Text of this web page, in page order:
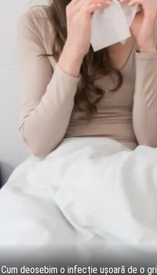
Cum deosebim o infecție ușoară de o